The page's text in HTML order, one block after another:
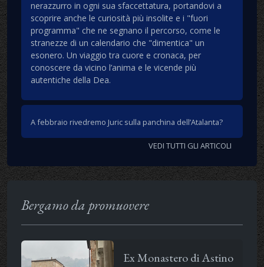
nerazzurro in ogni sua sfaccettatura, portandovi a
scoprire anche le curiosità più insolite e i "fuori
programma" che ne segnano il percorso, come le
stranezze di un calendario che "dimentica" un
esonero. Un viaggio tra cuore e cronaca, per
conoscere da vicino l’anima e le vicende più
autentiche della Dea.
A febbraio rivedremo Juric sulla panchina dell’Atalanta?
VEDI TUTTI GLI ARTICOLI
Bergamo da promuovere
Ex Monastero di Astino